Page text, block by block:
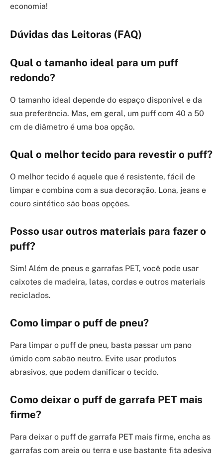
economia!
Dúvidas das Leitoras (FAQ)
Qual o tamanho ideal para um puff
redondo?
O tamanho ideal depende do espaço disponível e da
sua preferência. Mas, em geral, um puff com 40 a 50
cm de diâmetro é uma boa opção.
Qual o melhor tecido para revestir o puff?
O melhor tecido é aquele que é resistente, fácil de
limpar e combina com a sua decoração. Lona, jeans e
couro sintético são boas opções.
Posso usar outros materiais para fazer o
puff?
Sim! Além de pneus e garrafas PET, você pode usar
caixotes de madeira, latas, cordas e outros materiais
reciclados.
Como limpar o puff de pneu?
Para limpar o puff de pneu, basta passar um pano
úmido com sabão neutro. Evite usar produtos
abrasivos, que podem danificar o tecido.
Como deixar o puff de garrafa PET mais
firme?
Para deixar o puff de garrafa PET mais firme, encha as
garrafas com areia ou terra e use bastante fita adesiva